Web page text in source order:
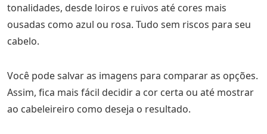
tonalidades, desde loiros e ruivos até cores mais
ousadas como azul ou rosa. Tudo sem riscos para seu
cabelo.
Você pode salvar as imagens para comparar as opções.
Assim, fica mais fácil decidir a cor certa ou até mostrar
ao cabeleireiro como deseja o resultado.